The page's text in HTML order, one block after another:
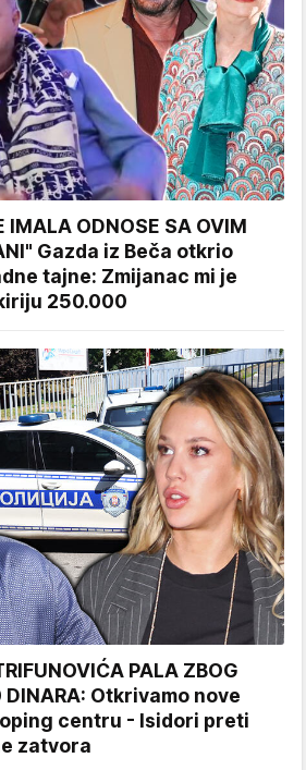
IMALA ODNOSE SA OVIM
Gazda iz Beča otkrio
tajne: Zmijanac mi je
250.000
PALA ZBOG
DINARA: Otkrivamo nove
centru - Isidori preti
zatvora